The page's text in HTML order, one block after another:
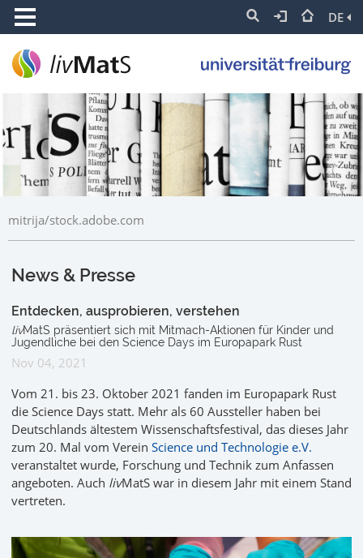
DE
mitrija/stock.adobe.com
News & Presse
Entdecken, ausprobieren, verstehen
livMatS präsentiert sich mit Mitmach-Aktionen für Kinder und
Jugendliche bei den Science Days im Europapark Rust
Nov 04, 2021
Vom 21. bis 23. Oktober 2021 fanden im Europapark Rust
die Science Days statt. Mehr als 60 Aussteller haben bei
Deutschlands ältestem Wissenschaftsfestival, das dieses Jahr
zum 20. Mal vom Verein Science und Technologie e.V.
veranstaltet wurde, Forschung und Technik zum Anfassen
angeboten. Auch livMatS war in diesem Jahr mit einem Stand
vertreten.